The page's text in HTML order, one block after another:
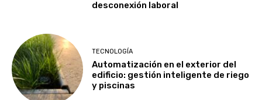
desconexión laboral
TECNOLOGÍA
Automatización en el exterior del
edificio: gestión inteligente de riego
y piscinas